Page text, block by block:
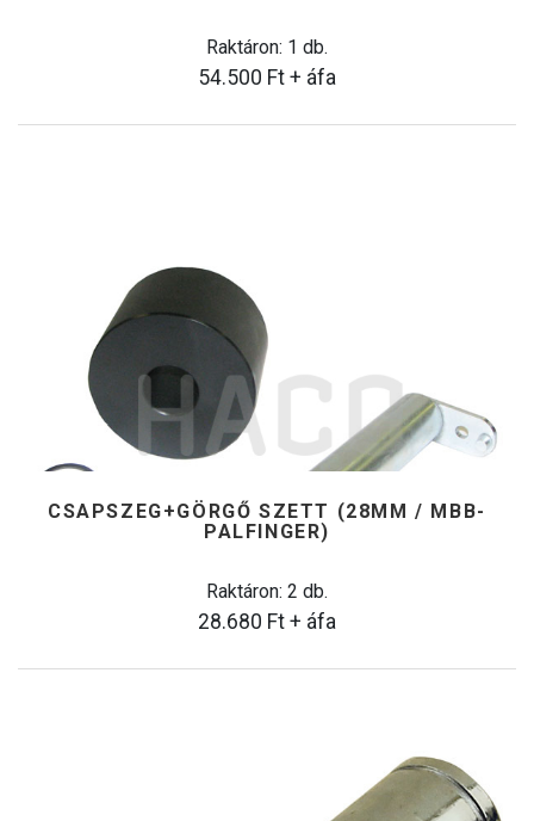
Raktáron: 1 db.
54.500 Ft + áfa
CSAPSZEG+GÖRGŐ SZETT (28MM / MBB-
PALFINGER)
Raktáron: 2 db.
28.680 Ft + áfa